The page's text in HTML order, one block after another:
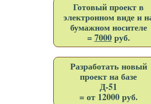
Готовый проект в
электронном виде и
бумажном носителе
=7000руб.
Разработать новый
проект на базе
Д-51
= от 12000 руб.